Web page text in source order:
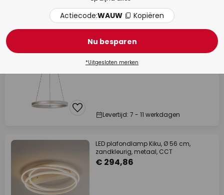
Op voorraad
LED hanglamp Silvio, Ø 50 cm, nikkel
mat, metaal, CCT,
€ 325,36
Levertijd: 7 - 11 werkdagen
LED plafondlamp Kiku, Ø 56 cm,
zandkleurig, metaal, CCT
€ 294,86
Actiecode:WAUW Kopiëren
Nu besparen
*Uitgesloten merken